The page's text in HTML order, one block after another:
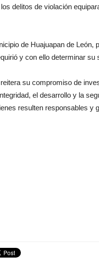
delitos de violación
de Huajuapan de León,
y con ello determinar su
su compromiso de
el desarrollo y la
resulten responsables y